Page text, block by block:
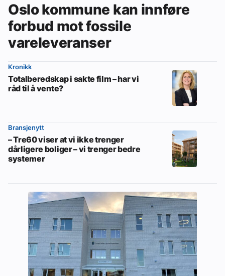
Oslo kommune kan innføre
forbud mot fossile
vareleveranser
Kronikk
Totalberedskap i sakte film – har vi
råd til å vente?
Bransjenytt
– Tre60 viser at vi ikke trenger
dårligere boliger – vi trenger bedre
systemer